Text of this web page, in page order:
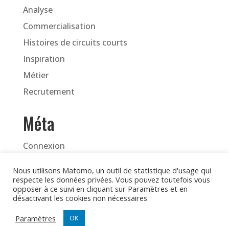
Analyse
Commercialisation
Histoires de circuits courts
Inspiration
Métier
Recrutement
Méta
Connexion
Flux des commentaires
Site de WordPress-FR
Nous utilisons Matomo, un outil de statistique d'usage qui
respecte les données privées. Vous pouvez toutefois vous
opposer à ce suivi en cliquant sur Paramètres et en
désactivant les cookies non nécessaires
Paramètres
OK